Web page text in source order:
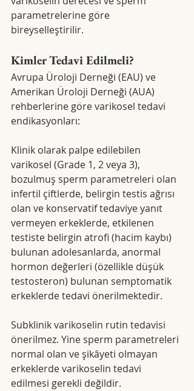
parametrelerine göre
bireyselleştirilir.
Kimler Tedavi Edilmeli?
Avrupa Üroloji Derneği (EAU) ve
Amerikan Üroloji Derneği (AUA)
rehberlerine göre varikosel tedavi
endikasyonları:
Klinik olarak palpe edilebilen
varikosel (Grade 1, 2 veya 3),
bozulmuş sperm parametreleri olan
infertil çiftlerde, belirgin testis ağrısı
olan ve konservatif tedaviye yanıt
vermeyen erkeklerde, etkilenen
testiste belirgin atrofi (hacim kaybı)
bulunan adolesanlarda, anormal
hormon değerleri (özellikle düşük
testosteron) bulunan semptomatik
erkeklerde tedavi önerilmektedir.
Subklinik varikoselin rutin tedavisi
önerilmez. Yine sperm parametreleri
normal olan ve şikâyeti olmayan
erkeklerde varikoselin tedavi
edilmesi gerekli değildir.